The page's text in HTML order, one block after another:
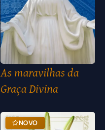
As maravilhas da
Graça Divina
NOVO